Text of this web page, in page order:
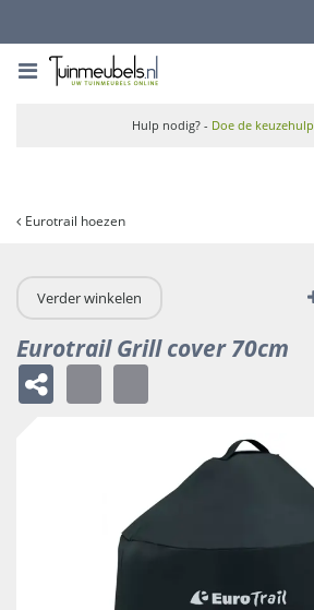
Eurotrail hoezen
Hulp nodig? - Doe de keuzehulp
Verder winkelen
Eurotrail Grill cover 70cm